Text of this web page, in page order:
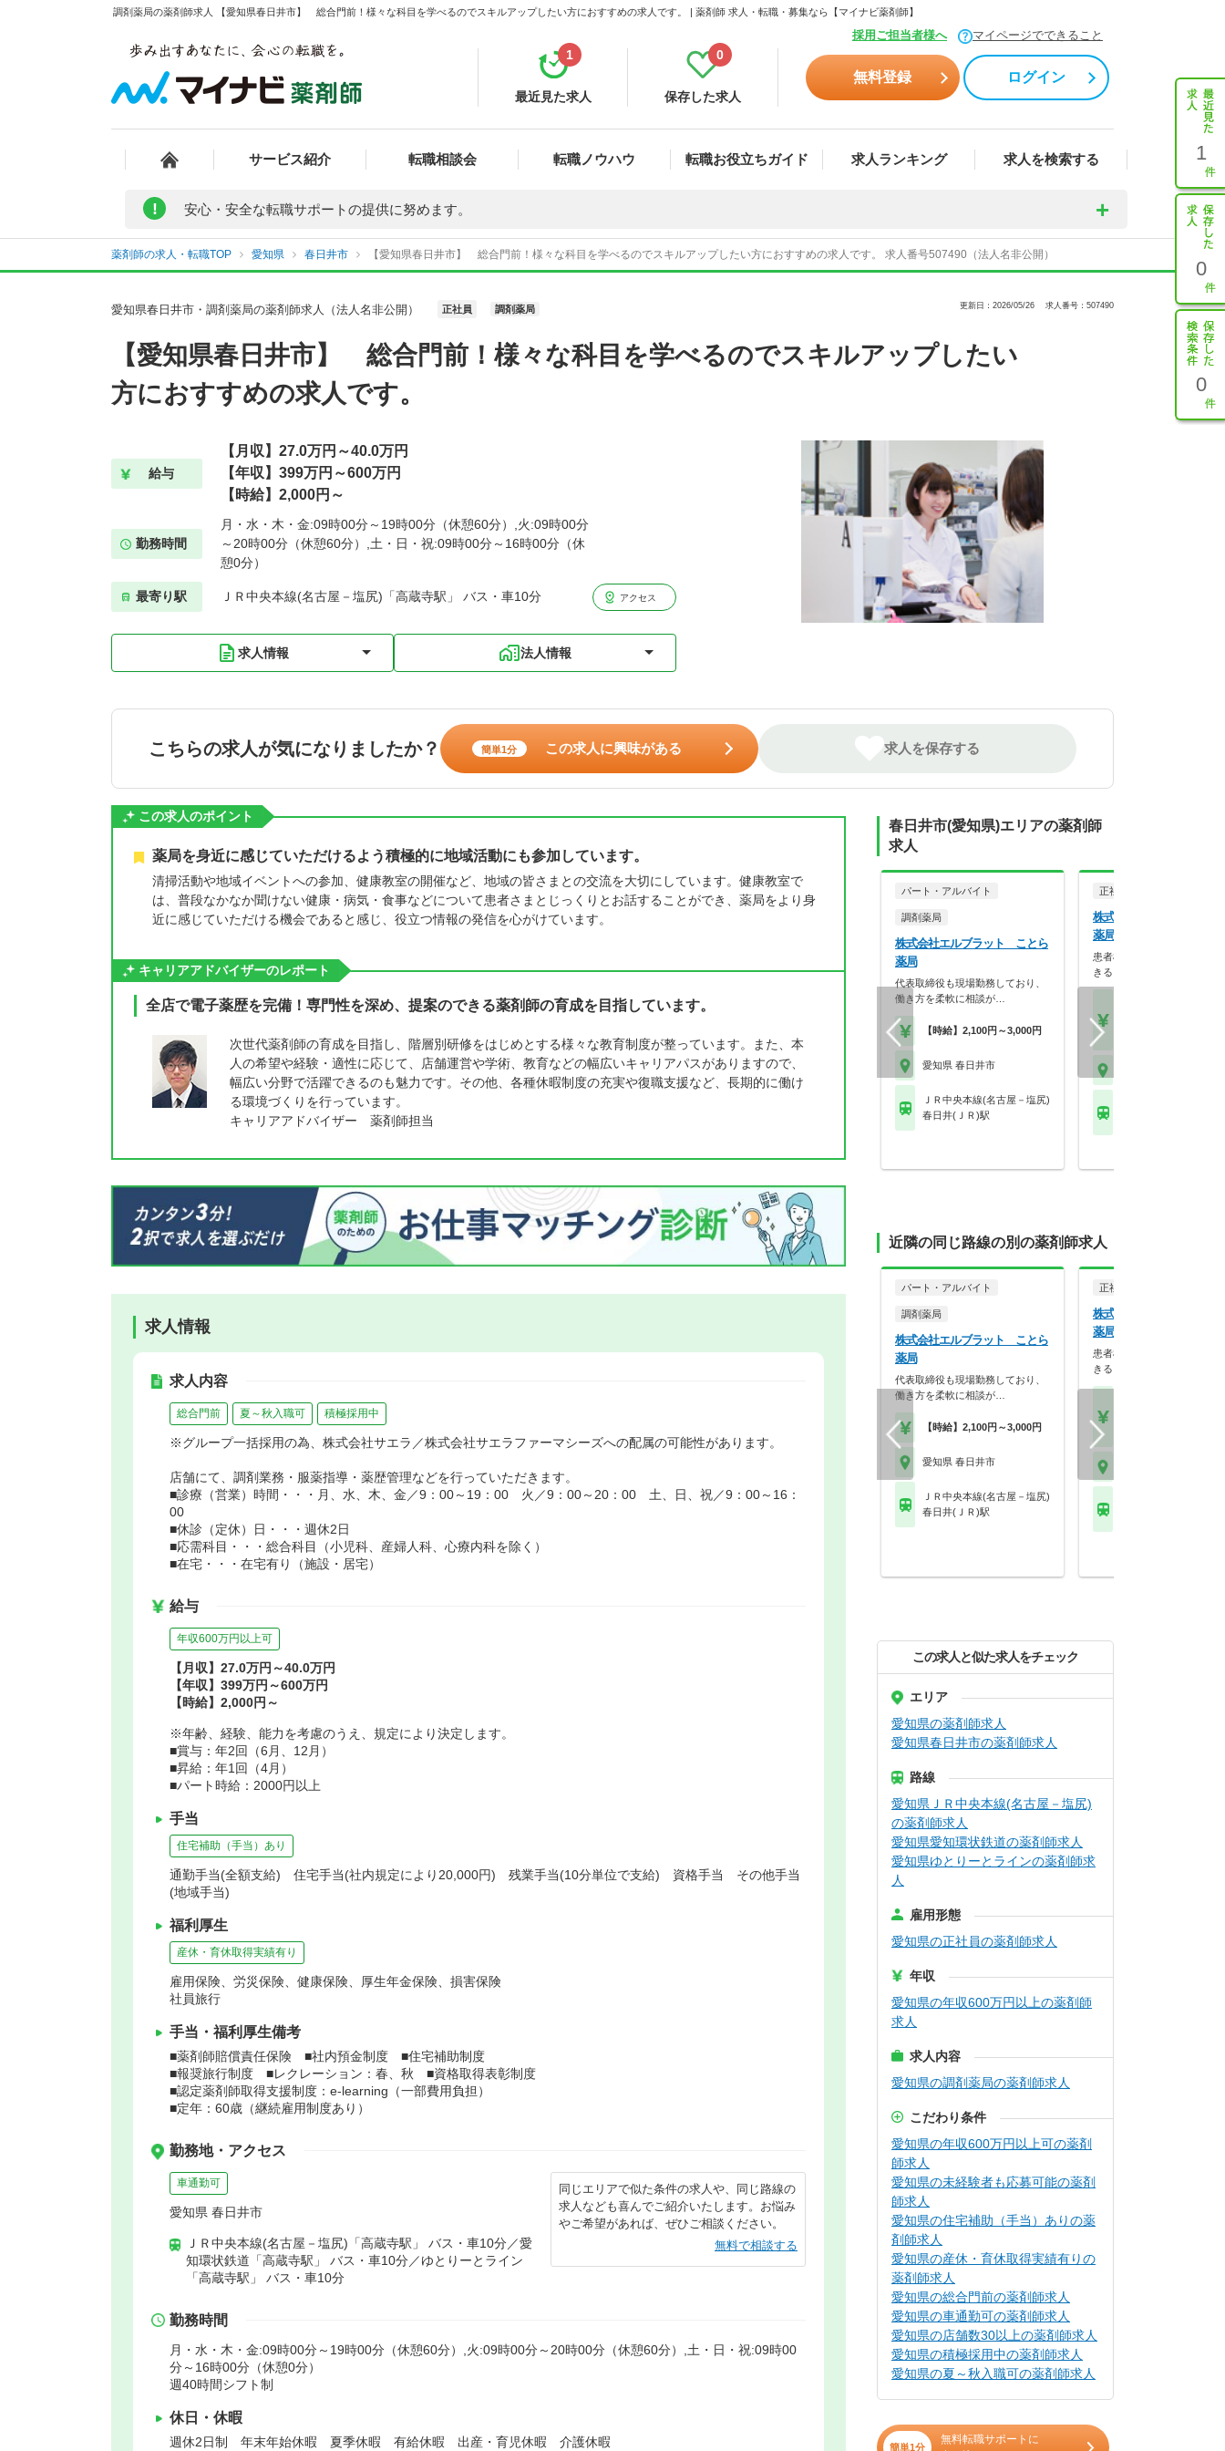
調剤薬局の薬剤師求人 【愛知県春日井市】 総合門前！様々な科目を学べるのでスキルアップしたい方におすすめの求人です。 | 薬剤師 求人・転職・募集なら【マイナビ薬剤師】
採用ご担当者様へ マイページでできること
最近見た求人
1
保存した求人
0
無料登録 ログイン
サービス紹介 転職相談会 転職ノウハウ 転職お役立ちガイド 求人ランキング 求人を検索する 1
0
0
! 安心・安全な転職サポートの提供に努めます。
薬剤師の求人・転職TOP 愛知県 春日井市 【愛知県春日井市】 総合門前！様々な科目を学べるのでスキルアップしたい方におすすめの求人です。 求人番号507490（法人名非公開）
愛知県春日井市・調剤薬局の薬剤師求人（法人名非公開） 正社員 調剤薬局 更新日：2026/05/26 求人番号：507490
【愛知県春日井市】 総合門前！様々な科目を学べるのでスキルアップしたい
方におすすめの求人です。
給与
【月収】27.0万円～40.0万円
【年収】399万円～600万円
【時給】2,000円～
勤務時間
月・水・木・金:09時00分～19時00分（休憩60分）,火:09時00分
～20時00分（休憩60分）,土・日・祝:09時00分～16時00分（休
憩0分）
最寄り駅 ＪＲ中央本線(名古屋－塩尻)「高蔵寺駅」 バス・車10分 アクセス
求人情報 法人情報
こちらの求人が気になりましたか？ 簡単1分 この求人に興味がある 求人を保存する
この求人のポイント
薬局を身近に感じていただけるよう積極的に地域活動にも参加しています。
清掃活動や地域イベントへの参加、健康教室の開催など、地域の皆さまとの交流を大切にしています。健康教室で
は、普段なかなか聞けない健康・病気・食事などについて患者さまとじっくりとお話することができ、薬局をより身
近に感じていただける機会であると感じ、役立つ情報の発信を心がけています。
キャリアアドバイザーのレポート
全店で電子薬歴を完備！専門性を深め、提案のできる薬剤師の育成を目指しています。
次世代薬剤師の育成を目指し、階層別研修をはじめとする様々な教育制度が整っています。また、本
人の希望や経験・適性に応じて、店舗運営や学術、教育などの幅広いキャリアパスがありますので、
幅広い分野で活躍できるのも魅力です。その他、各種休暇制度の充実や復職支援など、長期的に働け
る環境づくりを行っています。
キャリアアドバイザー 薬剤師担当
求人情報
求人内容
総合門前 夏～秋入職可 積極採用中
※グループ一括採用の為、株式会社サエラ／株式会社サエラファーマシーズへの配属の可能性があります。
店舗にて、調剤業務・服薬指導・薬歴管理などを行っていただきます。
■診療（営業）時間・・・月、水、木、金／9：00～19：00 火／9：00～20：00 土、日、祝／9：00～16：
00
■休診（定休）日・・・週休2日
■応需科目・・・総合科目（小児科、産婦人科、心療内科を除く）
■在宅・・・在宅有り（施設・居宅）
給与
年収600万円以上可
【月収】27.0万円～40.0万円
【年収】399万円～600万円
【時給】2,000円～
※年齢、経験、能力を考慮のうえ、規定により決定します。
■賞与：年2回（6月、12月）
■昇給：年1回（4月）
■パート時給：2000円以上
手当
住宅補助（手当）あり
通勤手当(全額支給) 住宅手当(社内規定により20,000円) 残業手当(10分単位で支給) 資格手当 その他手当
(地域手当)
福利厚生
産休・育休取得実績有り
雇用保険、労災保険、健康保険、厚生年金保険、損害保険
社員旅行
手当・福利厚生備考
■薬剤師賠償責任保険 ■社内預金制度 ■住宅補助制度
■報奨旅行制度 ■レクレーション：春、秋 ■資格取得表彰制度
■認定薬剤師取得支援制度：e-learning（一部費用負担）
■定年：60歳（継続雇用制度あり）
勤務地・アクセス
車通勤可
愛知県 春日井市
ＪＲ中央本線(名古屋－塩尻)「高蔵寺駅」 バス・車10分／愛
知環状鉄道「高蔵寺駅」 バス・車10分／ゆとりーとライン
「高蔵寺駅」 バス・車10分
同じエリアで似た条件の求人や、同じ路線の
求人なども喜んでご紹介いたします。お悩み
やご希望があれば、ぜひご相談ください。
無料で相談する
勤務時間
月・水・木・金:09時00分～19時00分（休憩60分）,火:09時00分～20時00分（休憩60分）,土・日・祝:09時00
分～16時00分（休憩0分）
週40時間シフト制
休日・休暇
週休2日制 年末年始休暇 夏季休暇 有給休暇 出産・育児休暇 介護休暇
春日井市(愛知県)エリアの薬剤師
求人
パート・アルバイト
調剤薬局
株式会社エルブラット ことら
薬局
代表取締役も現場勤務しており、
働き方を柔軟に相談が…
【時給】2,100円～3,000円
愛知県 春日井市
ＪＲ中央本線(名古屋－塩尻)
春日井(ＪＲ)駅
正社員
株式会社エルブラット
薬局
患者様1人1人に寄り添うこ
きる、風通しの良い…
近隣の同じ路線の別の薬剤師求人
パート・アルバイト
調剤薬局
株式会社エルブラット ことら
薬局
代表取締役も現場勤務しており、
働き方を柔軟に相談が…
【時給】2,100円～3,000円
愛知県 春日井市
ＪＲ中央本線(名古屋－塩尻)
春日井(ＪＲ)駅
正社員
株式会社エルブラット
薬局
患者様1人1人に寄り添うこ
きる、風通しの良い…
この求人と似た求人をチェック
エリア
愛知県の薬剤師求人
愛知県春日井市の薬剤師求人
路線
愛知県ＪＲ中央本線(名古屋－塩尻)
の薬剤師求人
愛知県愛知環状鉄道の薬剤師求人
愛知県ゆとりーとラインの薬剤師求
人
雇用形態
愛知県の正社員の薬剤師求人
年収
愛知県の年収600万円以上の薬剤師
求人
求人内容
愛知県の調剤薬局の薬剤師求人
こだわり条件
愛知県の年収600万円以上可の薬剤
師求人
愛知県の未経験者も応募可能の薬剤
師求人
愛知県の住宅補助（手当）ありの薬
剤師求人
愛知県の産休・育休取得実績有りの
薬剤師求人
愛知県の総合門前の薬剤師求人
愛知県の車通勤可の薬剤師求人
愛知県の店舗数30以上の薬剤師求人
愛知県の積極採用中の薬剤師求人
愛知県の夏～秋入職可の薬剤師求人
簡単1分
無料転職サポートに